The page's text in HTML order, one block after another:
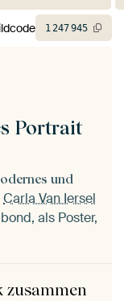
Portrait
und
Carla Van Iersel
als Poster,
zusammen
1247945